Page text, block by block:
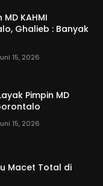
KAHMI
Ghalieb : Banyak
15, 2026
Pimpin MD
15, 2026
Macet Total di